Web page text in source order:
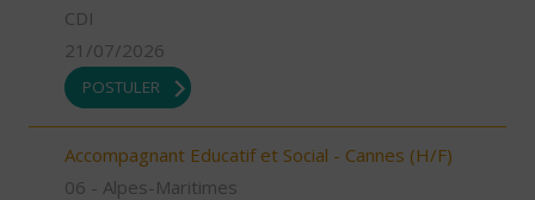
CDI
21/07/2026
POSTULER
Accompagnant Educatif et Social - Cannes (H/F)
06 - Alpes-Maritimes